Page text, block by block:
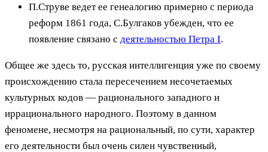
П.Струве ведет ее генеалогию примерно с периода
реформ 1861 года, С.Булгаков убежден, что ее
появление связано с деятельностью Петра I.
Общее же здесь то, русская интеллигенция уже по своему
происхождению стала пересечением несочетаемых
культурных кодов — рационального западного и
иррационального народного. Поэтому в данном
феномене, несмотря на рациональный, по сути, характер
его деятельности был очень силен чувственный,